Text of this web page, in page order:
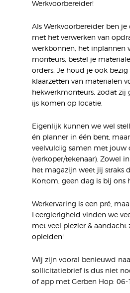
Werkvoorbereider!
Als Werkvoorbereider ben je
met het verwerken van
werkbonnen, het inplannen
monteurs, bestel je
orders. Je houd je ook
klaarzetten van materialen
hekwerkmonteurs, zodat zij
ijs komen op locatie.
Eigenlijk kunnen we wel
én planner in één bent,
veelvuldig samen met jouw
(verkoper/tekenaar). Zowel
het magazijn weet jij straks
Kortom, geen dag is bij ons
Werkervaring is een pré,
Leergierigheid vinden we
met veel plezier & aandacht
opleiden!
Wij zijn vooral benieuwd
sollicitatiebrief is dus niet
of app met Gerben Hop: